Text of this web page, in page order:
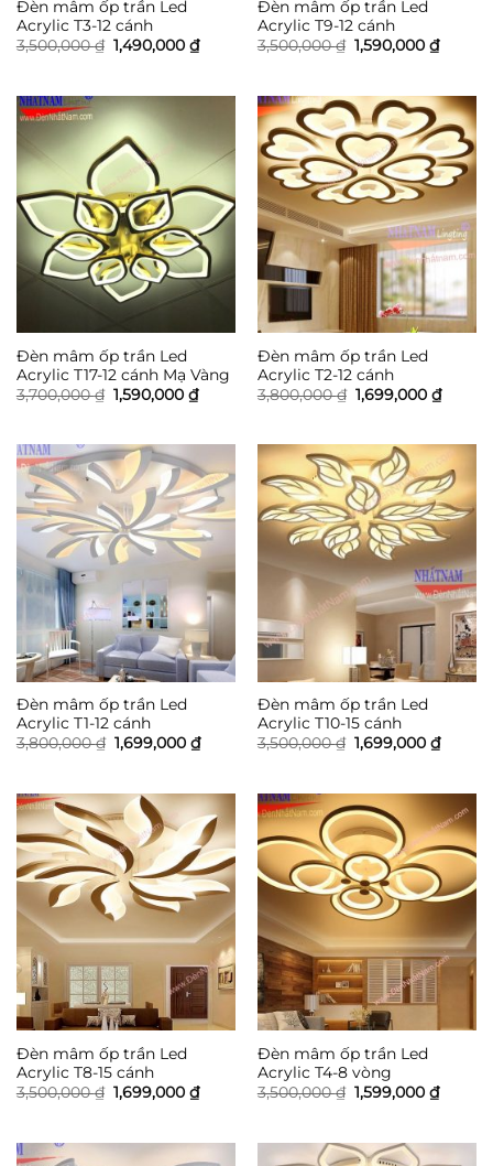
Đèn mâm ốp trần Led
Acrylic T3-12 cánh
3,500,000₫ Giá
gốc
1,490,000 ₫Giá
hiện
1,490,000 ₫.
Đèn mâm ốp trần Led
Acrylic T9-12 cánh
3,500,000₫ Giá
gốc
1,590,000 ₫Giá
hiện
Đèn mâm ốp trần Led
Acrylic T17-12 cánh Mạ Vàng
3,700,000₫ Giá
gốc
1,590,000 ₫Giá
hiện
1,590,000 ₫.
Đèn mâm ốp trần Led
Acrylic T2-12 cánh
3,800,000₫ Giá
gốc
1,699,000 ₫Giá
hiện
Đèn mâm ốp trần Led
Acrylic T1-12 cánh
3,800,000₫ Giá
gốc
1,699,000 ₫Giá
hiện
1,699,000 ₫.
Đèn mâm ốp trần Led
Acrylic T10-15 cánh
3,500,000₫ Giá
gốc
1,699,000 ₫Giá
hiện
Đèn mâm ốp trần Led
Acrylic T8-15 cánh
3,500,000₫ Giá
gốc
1,699,000 ₫Giá
hiện
1,699,000 ₫.
Đèn mâm ốp trần Led
Acrylic T4-8 vòng
3,500,000₫ Giá
gốc
1,599,000 ₫Giá
hiện